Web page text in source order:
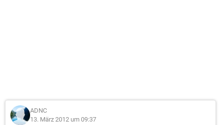
ADNC
13. März 2012 um 09:37